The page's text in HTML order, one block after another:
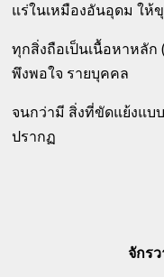
แร่ในเหมืองอันอุดม ให้
ทุกสิ่งถือเป็นเนื้อหาหลัก
พึงพอใจ รายบุคคล
จนกว่ามี สิ่งที่ขัดแย้งแบ
ปรากฏ
จักร